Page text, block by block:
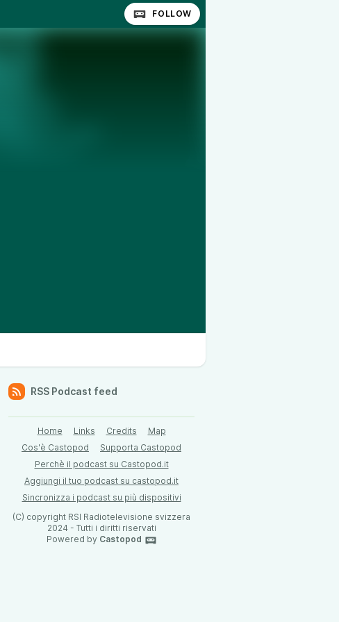
FOLLOW
RSS Podcast feed
Home Links Credits
Map
Cos'è Castopod
Supporta Castopod
Perchè il podcast su Castopod.it
Aggiungi il tuo podcast su castopod.it
Sincronizza i podcast su più dispositivi
(C) copyright RSI Radiotelevisione svizzera
2024 - Tutti i diritti riservati
Powered by Castopod